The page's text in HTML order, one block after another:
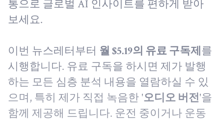
통으로 글로벌 AI 인사이트를 편하게 받아
보세요.
이번 뉴스레터부터 월 $5.19의 유료 구독제 를
시행합니다. 유료 구독을 하시면 제가 발행
하는 모든 심층 분석 내용을 열람하실 수 있
으며, 특히 제가 직접 녹음한 '오디오 버전'을
함께 제공해 드립니다. 운전 중이거나 운동